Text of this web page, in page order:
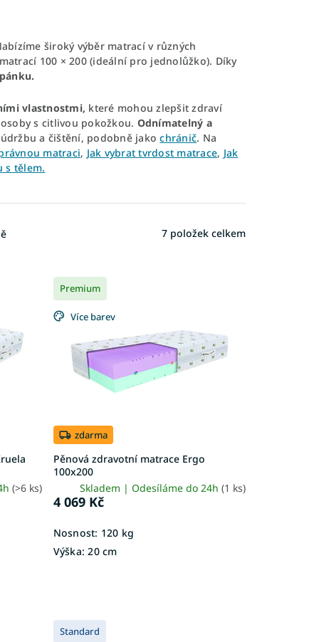
široký výběr matrací v různých
100 × 200 (ideální pro jednolůžko). Díky
vlastnostmi, které mohou zlepšit zdraví
s citlivou pokožkou. Odnímatelný a
a čištění, podobně jakochránič. Na
matraci, Jak vybrat tvrdost matrace, Jak
s tělem.
7 položek celkem
(>6 ks)
Premium
Více barev
zdarma
Pěnová zdravotní matrace Ergo
100x200
Skladem | Odesíláme do 24h (1 ks)
4 069 Kč
Nosnost: 120 kg
Výška: 20 cm
Standard